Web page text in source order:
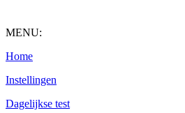
MENU:
Home
Instellingen
Dagelijkse test